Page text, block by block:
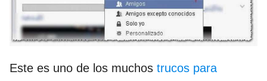
Este es uno de los muchos trucos para